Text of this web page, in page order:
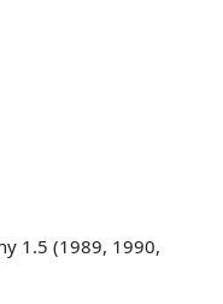
1.5 (1989, 1990,